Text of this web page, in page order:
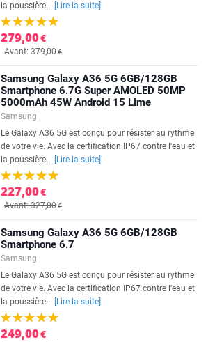
la poussière...
[Lire la suite]
279,00€
Avant: 379,00€
Samsung Galaxy A36 5G 6GB/128GB
Smartphone 6.7G Super AMOLED 50MP
5000mAh 45W Android 15 Lime
Samsung
Le Galaxy A36 5G est conçu pour résister au rythme
de votre vie. Avec la certification IP67 contre l'eau et
la poussière...
[Lire la suite]
227,00€
Avant: 327,00€
Samsung Galaxy A36 5G 6GB/128GB
Smartphone 6.7
Samsung
Le Galaxy A36 5G est conçu pour résister au rythme
de votre vie. Avec la certification IP67 contre l'eau et
la poussière...
[Lire la suite]
249,00€